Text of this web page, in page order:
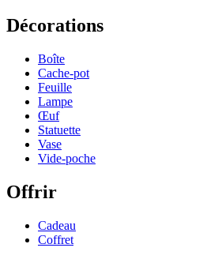
Décorations
Boîte
Cache-pot
Feuille
Lampe
Œuf
Statuette
Vase
Vide-poche
Offrir
Cadeau
Coffret